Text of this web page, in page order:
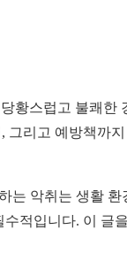
황스럽고 불쾌한
리고 예방책까
악취는 생활
적입니다. 이 글